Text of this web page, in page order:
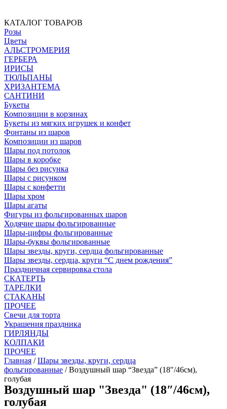
КАТАЛОГ ТОВАРОВ
Розы
Цветы
АЛЬСТРОМЕРИЯ
ГЕРБЕРА
ИРИСЫ
ТЮЛЬПАНЫ
ХРИЗАНТЕМА
САНТИНИ
Букеты
Композиции в корзинах
Букеты из мягких игрушек и конфет
Фонтаны из шаров
Композиции из шаров
Шары под потолок
Шары в коробке
Шары без рисунка
Шары с рисунком
Шары с конфетти
Шары хром
Шары агаты
Фигуры из фольгированных шаров
Ходячие шары фольгированные
Шары-цифры фольгированные
Шары-буквы фольгированные
Шары звезды, круги, сердца фольгированные
Шары звезды, сердца, круги “С днем рождения”
Праздничная сервировка стола
СКАТЕРТЬ
ТАРЕЛКИ
СТАКАНЫ
ПРОЧЕЕ
Свечи для торта
Украшения праздника
ГИРЛЯНДЫ
КОЛПАКИ
ПРОЧЕЕ
Главная /Шары звезды, круги, сердца
фольгированные / Воздушный шар “Звезда” (18″/46см),
голубая
Воздушный шар "Звезда" (18″/46см),
голубая